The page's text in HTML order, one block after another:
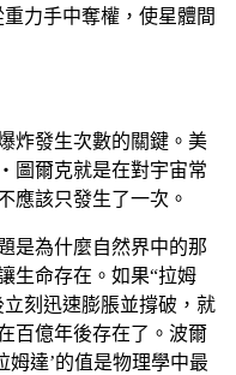
力手中奪權，使星體間
炸發生次數的關鍵。美
圖爾克就是在對宇宙常
應該只發生了一次。
是為什麼自然界中的那
生命存在。如果“拉姆
刻迅速膨脹並撐破，就
百億年後存在了。波爾
姆達’的值是物理學中最